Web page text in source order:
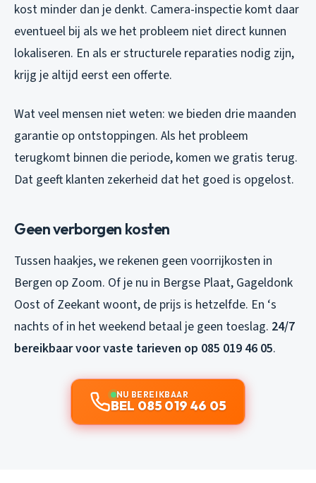
kost minder dan je denkt. Camera-inspectie komt daar
eventueel bij als we het probleem niet direct kunnen
lokaliseren. En als er structurele reparaties nodig zijn,
krijg je altijd eerst een offerte.
Wat veel mensen niet weten: we bieden drie maanden
garantie op ontstoppingen. Als het probleem
terugkomt binnen die periode, komen we gratis terug.
Dat geeft klanten zekerheid dat het goed is opgelost.
Geen verborgen kosten
Tussen haakjes, we rekenen geen voorrijkosten in
Bergen op Zoom. Of je nu in Bergse Plaat, Gageldonk
Oost of Zeekant woont, de prijs is hetzelfde. En ‘s
nachts of in het weekend betaal je geen toeslag. 24/7
bereikbaar voor vaste tarieven op 085 019 46 05.
NU BEREIKBAAR
BEL 085 019 46 05